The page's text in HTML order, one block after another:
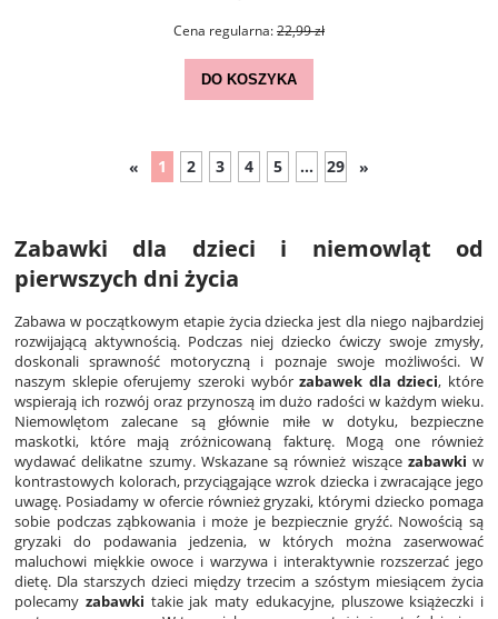
Cena regularna:22,99 zł
DO KOSZYKA
« 1 2 3 4 5 ... 29 »
Zabawki dla dzieci i niemowląt od
pierwszych dni życia
Zabawa w początkowym etapie życia dziecka jest dla niego najbardziej
rozwijającą aktywnością. Podczas niej dziecko ćwiczy swoje zmysły,
doskonali sprawność motoryczną i poznaje swoje możliwości. W
naszym sklepie oferujemy szeroki wybórzabawek dla dzieci, które
wspierają ich rozwój oraz przynoszą im dużo radości w każdym wieku.
Niemowlętom zalecane są głównie miłe w dotyku, bezpieczne
maskotki, które mają zróżnicowaną fakturę. Mogą one również
wydawać delikatne szumy. Wskazane są również wiszące zabawki w
kontrastowych kolorach, przyciągające wzrok dziecka i zwracające jego
uwagę. Posiadamy w ofercie również gryzaki, którymi dziecko pomaga
sobie podczas ząbkowania i może je bezpiecznie gryźć. Nowością są
gryzaki do podawania jedzenia, w których można zaserwować
maluchowi miękkie owoce i warzywa i interaktywnie rozszerzać jego
dietę. Dla starszych dzieci między trzecim a szóstym miesiącem życia
polecamy zabawki takie jak maty edukacyjne, pluszowe książeczki i